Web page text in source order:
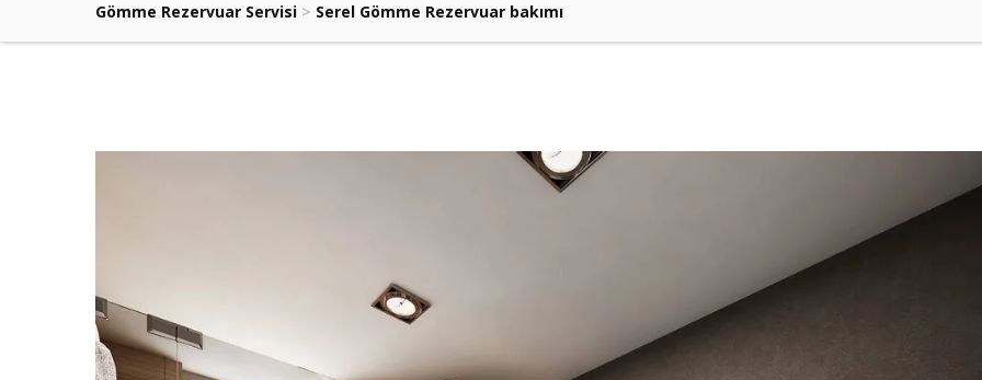
Gömme Rezervuar Servisi > Serel Gömme Rezervuar bakımı